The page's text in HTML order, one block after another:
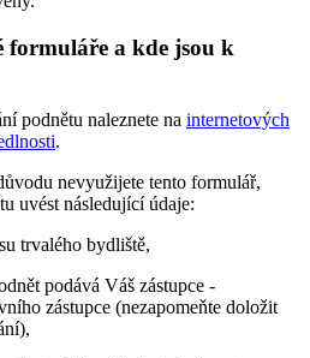
formuláře a kde jsou k
podnětu naleznete na internetových
.
nevyužijete tento formulář,
uvést následující údaje:
trvalého bydliště,
podává Váš zástupce -
zástupce (nezapomeňte doložit